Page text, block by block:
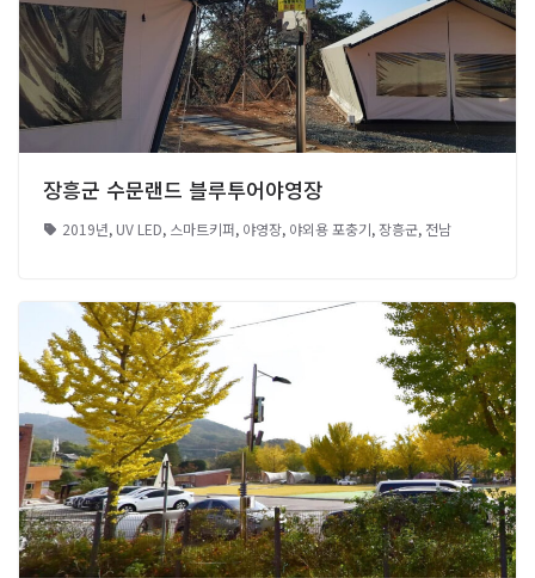
장흥군 수문랜드 블루투어야영장
2019년, UV LED, 스마트키퍼, 야영장, 야외용 포충기, 장흥군, 전남